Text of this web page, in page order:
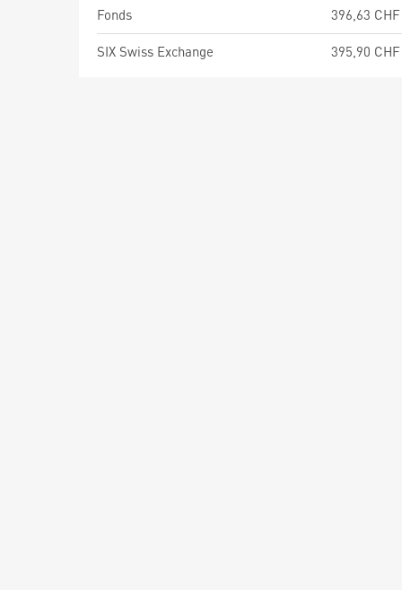
Fonds
396,63 CHF
SIX Swiss Exchange 395,90 CHF